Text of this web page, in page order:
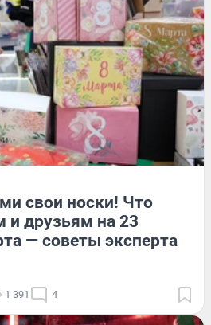
свои носки! Что
и друзьям на 23
— советы эксперта
1 391 4